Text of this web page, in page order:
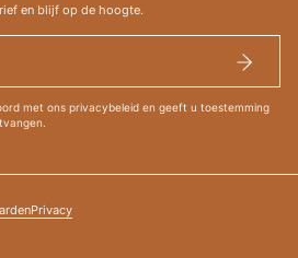
en blijf op de hoogte.
met ons privacybeleid en geeft u toestemming
Privacy